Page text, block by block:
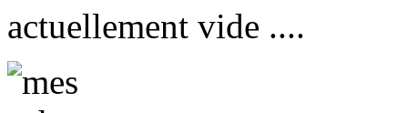
actuellement vide ....